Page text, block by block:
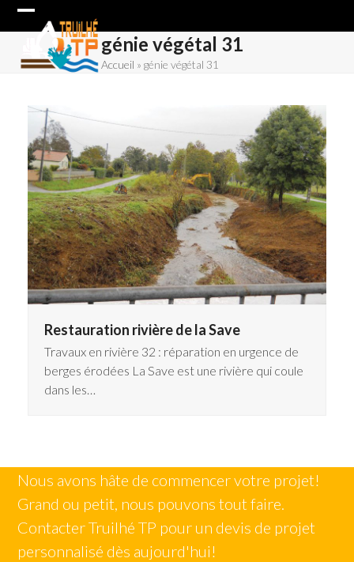
Skip
Open
mobile
Close
mobile
génie végétal 31
Accueil »génie végétal 31
Restauration rivière de la Save
Travaux en rivière 32 : réparation en urgence de
berges érodées La Save est une rivière qui coule
dans les…
Nous avons hâte de commencer votre projet!
Grand ou petit, nous pouvons tout faire.
Contacter Truilhé TP pour un devis de projet
personnalisé dès aujourd'hui!